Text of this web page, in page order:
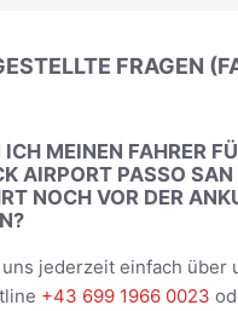
FRAGEN
MEINEN FAHRER
AIRPORT PASSO
NOCH VOR DER
jederzeit einfach über
+43 699 1966 0023